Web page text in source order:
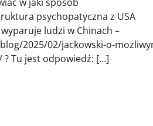
w jaki sposób
psychopatyczna z USA
ludzi w Chinach –
2025/02/jackowski-o-
? Tu jest odpowiedź: […]